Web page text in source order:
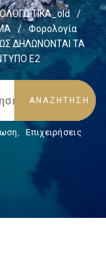
/
/
Φορολογία
ΔΗΛΩΝΟΝΤΑΙ ΤΑ
Ε2
, Επιχειρήσεις